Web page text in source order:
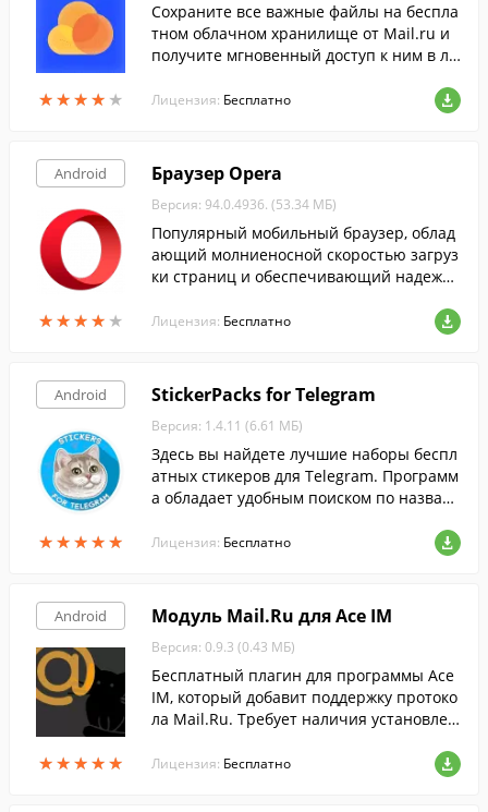
★★★★ ★
★★★★ ★
Сохраните все важные файлы на беспла
тном облачном хранилище от Mail.ru и
получите мгновенный доступ к ним в л
мы.
Лицензия: Бесплатно
Android
★★★★ ★
★★★★ ★
Браузер Opera
Версия: 94.0.4936. (53.34 МБ)
Популярный мобильный браузер, облад
ающий молниеносной скоростью загруз
ки страниц и обеспечивающий надежну
Лицензия: Бесплатно
Android
★★★★★
★★★★★
StickerPacks for Telegram
Версия: 1.4.11 (6.61 МБ)
Здесь вы найдете лучшие наборы беспл
атных стикеров для Telegram. Программ
а обладает удобным поиском по назван
базы стикеров.
Лицензия: Бесплатно
Android
★★★★★
★★★★★
Модуль Mail.Ru для Ace IM
Версия: 0.9.3 (0.43 МБ)
Бесплатный плагин для программы Ace
IM, который добавит поддержку протоко
ла Mail.Ru. Требует наличия установлен
Лицензия: Бесплатно